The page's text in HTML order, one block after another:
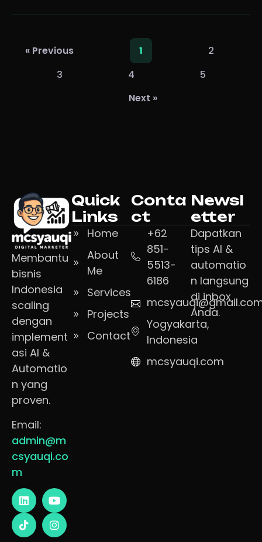
« Previous 1
2
3
4
5
Next »
Membantu
bisnis
Indonesia
scaling
dengan
implement
asi AI &
Automatio
n yang
proven.
Email:
admin@m
csyauqi.co
m
Quick
Links
Home
About
Me
Services
Projects
Contact
Conta
ct
+62
851-
5513-
6186
Yogyakarta,
Indonesia
mcsyauqi.com
Newsl
etter
Dapatkan
tips AI &
automatio
n langsung
di inbox
Anda.